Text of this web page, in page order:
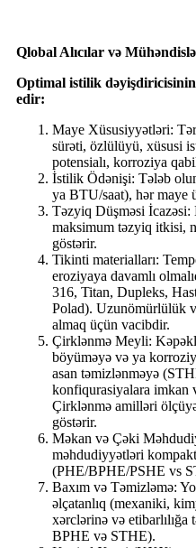
Qlobal Alıcılar və
Optimal istilik
edir:
Maye Xüsusiyyətləri:
sürəti, özlülüyü, xüsusi
potensialı, korroziya
İstilik Ödənişi: Tələb
ya BTU/saat), hər maye
Təzyiq Düşməsi İcazəsi:
maksimum təzyiq itkisi,
göstərir.
Tikinti materialları:
eroziyaya davamlı
316, Titan, Dupleks,
Polad). Uzunömürlülük
almaq üçün vacibdir.
Çirklənmə Meyli:
böyüməyə və ya
asan təmizlənməyə
konfiqurasiyalara imkan
Çirklənmə amilləri
göstərir.
Məkan və Çəki
məhdudiyyətləri
(PHE/BPHE/PSHE vs
Baxım və Təmizləmə:
əlçatanlıq (mexaniki,
xərclərinə və etibarlılığa
BPHE və STHE).